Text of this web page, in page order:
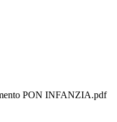
PON INFANZIA.pdf